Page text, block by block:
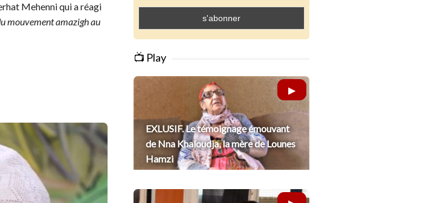
Mehenni qui a réagi
mouvement amazigh au
📺 Play
EXLUSIF. Le témoignage émouvant
de Nna Khaloudja, la mère de Lounes
Hamzi